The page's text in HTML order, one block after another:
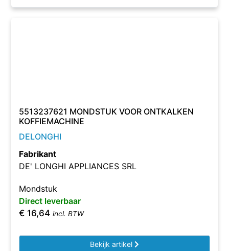
5513237621 MONDSTUK VOOR ONTKALKEN
KOFFIEMACHINE
DELONGHI
Fabrikant
DE' LONGHI APPLIANCES SRL
Mondstuk
Direct leverbaar
€ 16,64 incl. BTW
Bekijk artikel